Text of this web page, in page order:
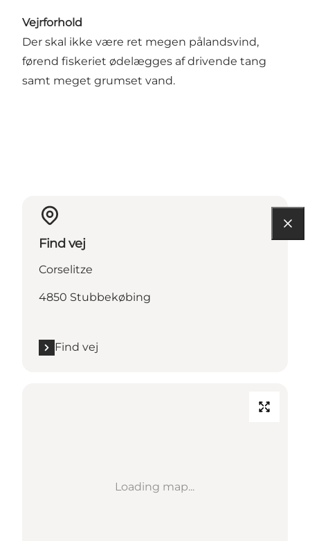
Vejrforhold
Der skal ikke være ret megen pålandsvind,
førend fiskeriet ødelægges af drivende tang
samt meget grumset vand.
Find vej
Corselitze
4850 Stubbekøbing
Find vej
Loading map...